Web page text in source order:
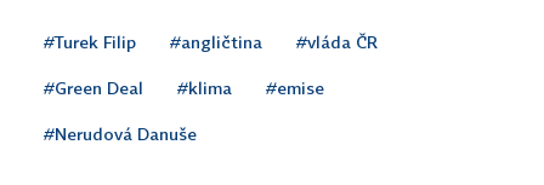
#Turek Filip #angličtina #vláda ČR
#Green Deal #klima #emise
#Nerudová Danuše